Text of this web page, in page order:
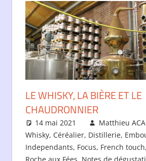
LE WHISKY, LA BIÈRE ET LE
CHAUDRONNIER
14 mai 2021 Matthieu
Whisky, Céréalier, Distillerie,
Independants, Focus, French touch,
Roche aux Fées, Notes de